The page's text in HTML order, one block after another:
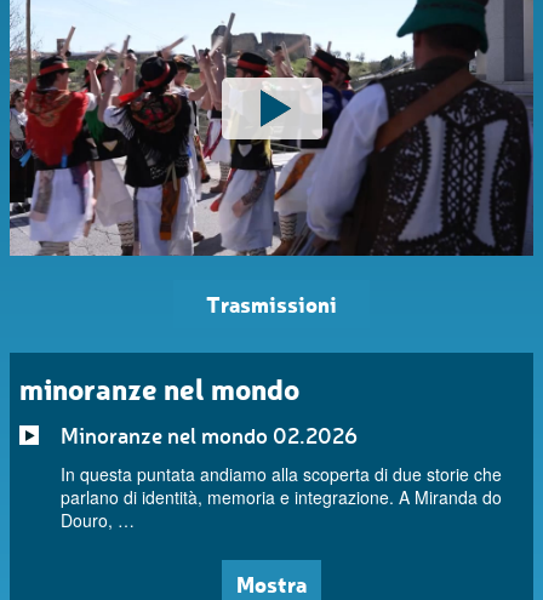
Trasmissioni
minoranze nel mondo
Minoranze nel mondo 02.2026
In questa puntata andiamo alla scoperta di due storie che
parlano di identità, memoria e integrazione. A Miranda do
Douro, …
Mostra